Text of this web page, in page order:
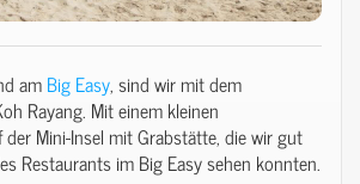
amBig Easy, sind wir mit dem
Rayang. Mit einem kleinen
Mini-Insel mit Grabstätte, die wir gut
Restaurants im Big Easy sehen konnten.